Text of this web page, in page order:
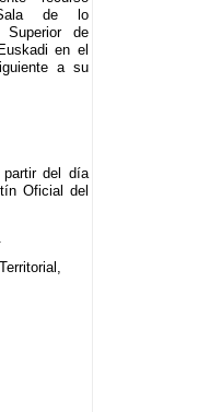
Sala de lo
Superior de
en el
a su
partir del día
Oficial del